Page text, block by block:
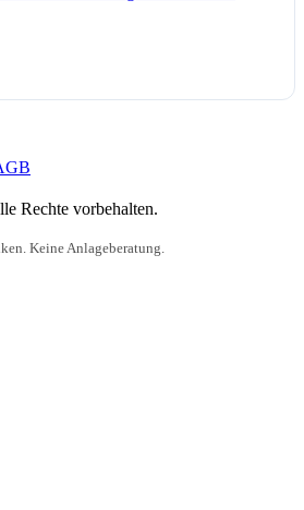
Rechte vorbehalten.
Keine Anlageberatung.